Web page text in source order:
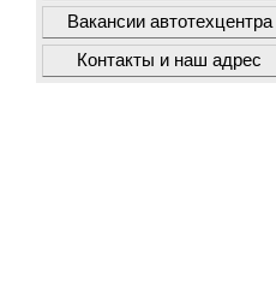
Вакансии автотехцентра
Контакты и наш адрес